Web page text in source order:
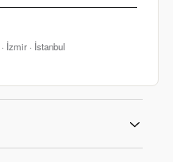
· İzmir · İstanbul